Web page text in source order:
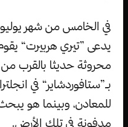
يدعى ”تيري هربيرت“
محروثة حديثا بالقرب
بـ”ستافوردشاير“ في
للمعادن، وبينما هو
مدفونة في تلك الأرض.